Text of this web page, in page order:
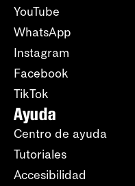
YouTube
WhatsApp
Instagram
Facebook
TikTok
Ayuda
Centro de ayuda
Tutoriales
Accesibilidad